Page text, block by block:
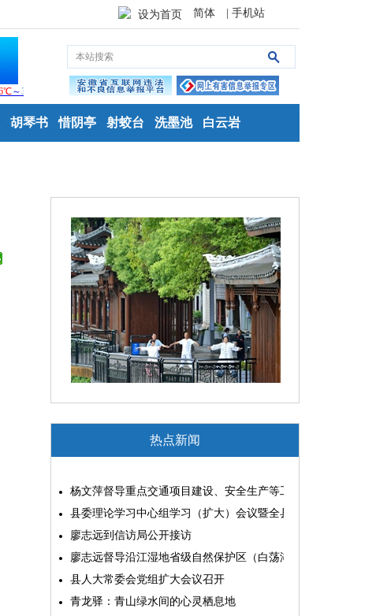
设为首页 简体 | 手机站
胡琴书 惜阴亭 射蛟台 洗墨池 白云岩
热点新闻
杨文萍督导重点交通项目建设、安全生产等工作
县委理论学习中心组学习（扩大）会议暨全县“两为”能力素质
廖志远到信访局公开接访
廖志远督导沿江湿地省级自然保护区（白荡湖片区）问题整改
县人大常委会党组扩大会议召开
青龙驿：青山绿水间的心灵栖息地